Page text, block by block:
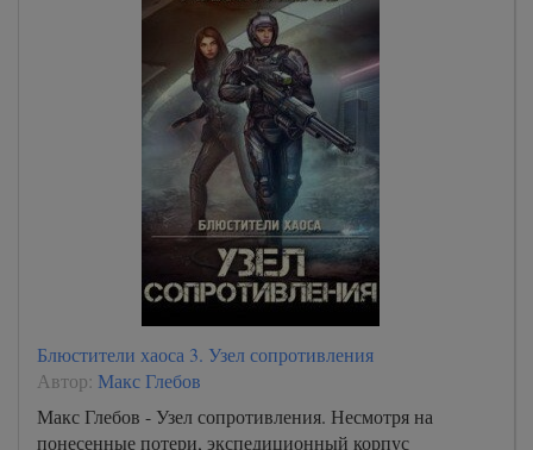
Блюстители хаоса 3. Узел сопротивления
Автор: Макс Глебов
Макс Глебов - Узел сопротивления. Несмотря на
понесенные потери, экспедиционный корпус